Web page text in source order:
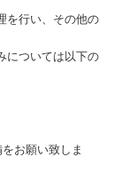
を行い、その他の
については以下の
お願い致しま